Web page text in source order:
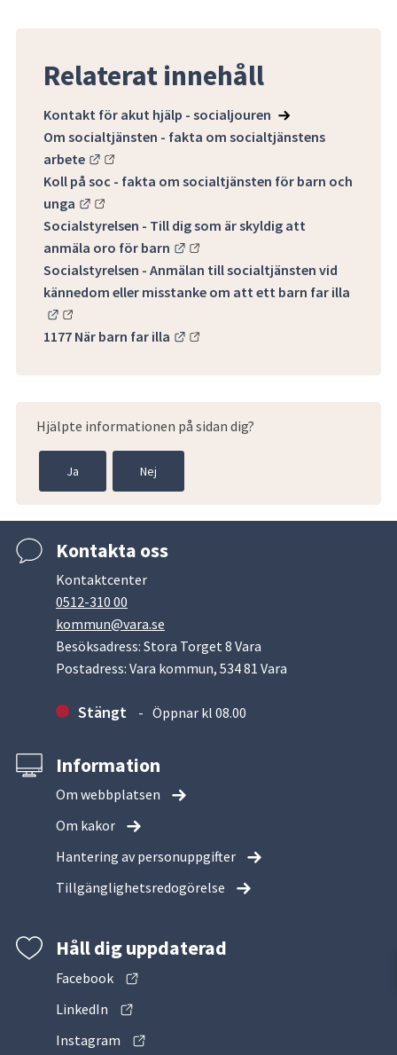
Relaterat innehåll
Kontakt för akut hjälp - socialjouren
Om socialtjänsten - fakta om socialtjänstens
arbete
Länk till annan webbplats.
Koll på soc - fakta om socialtjänsten för barn och
unga
Länk till annan webbplats.
Socialstyrelsen - Till dig som är skyldig att
anmäla oro för barn
Länk till annan webbplats.
Socialstyrelsen - Anmälan till socialtjänsten vid
kännedom eller misstanke om att ett barn far illa
Länk till annan webbplats.
1177 När barn far illa
Länk till annan webbplats.
Hjälpte informationen på sidan dig?
Ja Nej
Kontakta oss
Kontaktcenter
0512-310 00
kommun@vara.se
Besöksadress: Stora Torget 8 Vara
Postadress: Vara kommun, 534 81 Vara
Stängt Öppnar kl 08.00
Information
Om webbplatsen
Om kakor
Hantering av personuppgifter
Tillgänglighetsredogörelse
Håll dig uppdaterad
Facebook
LinkedIn
Instagram